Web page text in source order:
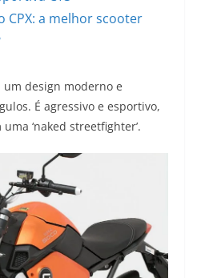
CPX: a melhor scooter
um design moderno e
É agressivo e esportivo,
‘naked streetfighter’.